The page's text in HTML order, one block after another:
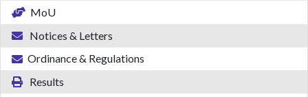
MoU
Notices & Letters
Ordinance & Regulations
Results